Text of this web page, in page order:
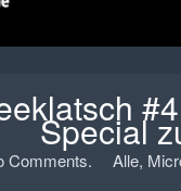
Special
Comments. Alle,